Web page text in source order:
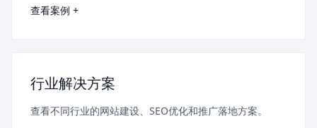
查看案例 +
行业解决方案
查看不同行业的网站建设、SEO优化和推广落地方案。